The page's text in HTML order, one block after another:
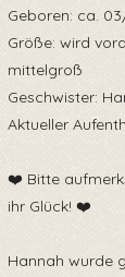
Geboren: ca.
Größe: wird
mittelgroß
Geschwister:
Aktueller
❤️ Bitte
ihr Glück! ❤️
Hannah wurde